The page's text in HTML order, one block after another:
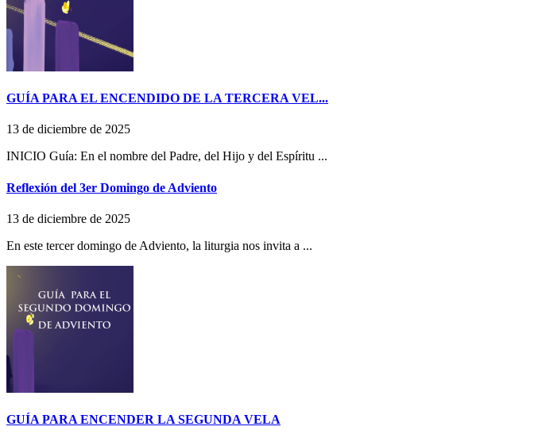
GUÍA PARA EL ENCENDIDO DE LA TERCERA VEL...
13 de diciembre de 2025
INICIO Guía: En el nombre del Padre, del Hijo y del Espíritu ...
Reflexión del 3er Domingo de Adviento
13 de diciembre de 2025
En este tercer domingo de Adviento, la liturgia nos invita a ...
GUÍA PARA ENCENDER LA SEGUNDA VELA